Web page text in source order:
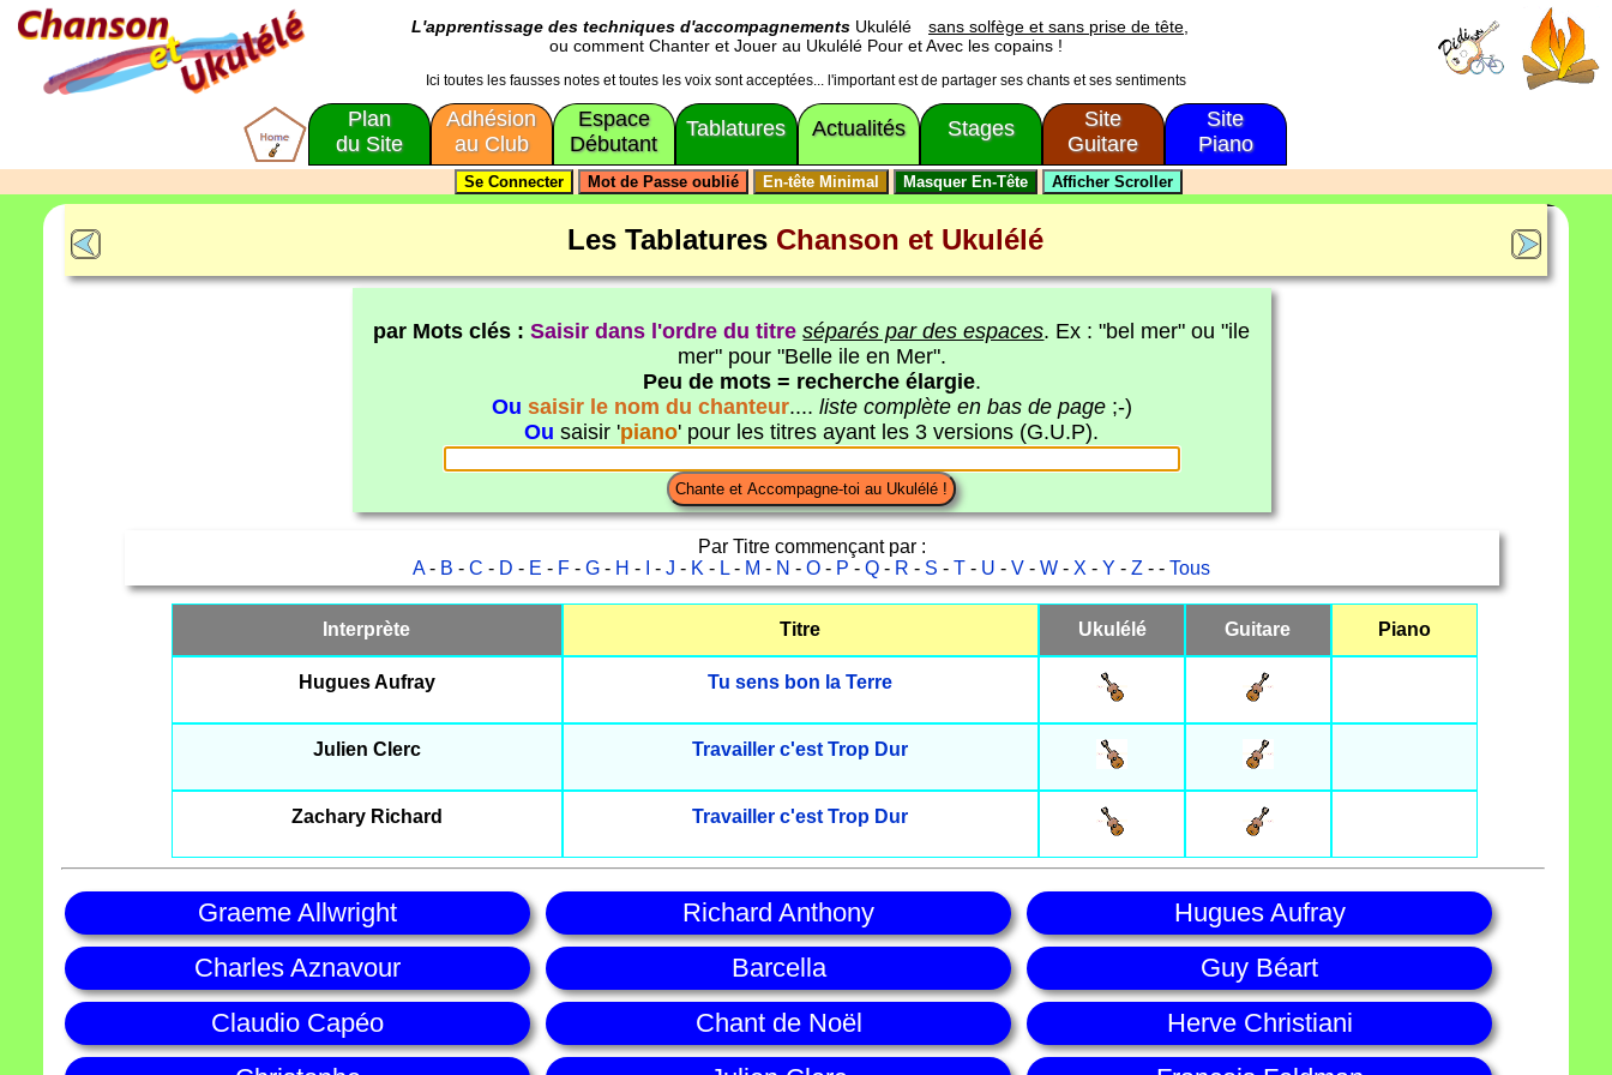
L'apprentissage des techniques d'accompagnements Ukulélé
sans solfège et sans prise de tête,
ou comment Chanter et Jouer au Ukulélé Pour et Avec les copains !
Ici toutes les fausses notes et toutes les voix sont acceptées... l'important est de partager ses chants et ses sentiments
Plan
du Site
Adhésion
au Club
Espace
Débutant
Tablatures Actualités Stages
Site
Guitare
Site
Piano
Les Tablatures Chanson et Ukulélé
par Mots clés :Saisir dans l'ordre du titre séparés par des espaces. Ex : "bel mer" ou "ile
mer" pour "Belle ile en Mer".
Peu de mots = recherche élargie.
Ou saisir le nom du chanteur.... liste complète en bas de page;-)
Ou saisir 'piano' pour les titres ayant les 3 versions (G.U.P).
Par Titre commençant par :
A- B -C - D - E - F -G - H - -J - K - L - M - N -O - P -Q - R - S -T - U -V -W - X -Y -Z - -Tous
Interprète Titre Ukulélé Guitare Piano
Hugues Aufray Tu sens bon la Terre
Julien Clerc Travailler c'est Trop Dur
Zachary Richard Travailler c'est Trop Dur
Graeme Allwright Richard Anthony
Hugues Aufray
Charles Aznavour
Barcella
Guy Béart
Claudio Capéo
Chant de Noël
Herve Christiani